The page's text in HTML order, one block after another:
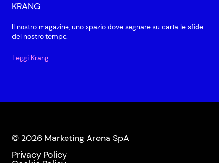
KRANG
Il nostro magazine, uno spazio dove segnare su carta le sfide
del nostro tempo.
Leggi Krang
© 2026 Marketing Arena SpA
Privacy Policy